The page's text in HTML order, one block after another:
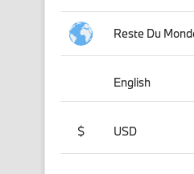
Reste Du
English
$ USD